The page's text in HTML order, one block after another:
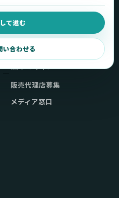
て進む
い合わせる
Q&A・症状別サポート
起動不良復旧サービス
販売代理店募集
メディア窓口